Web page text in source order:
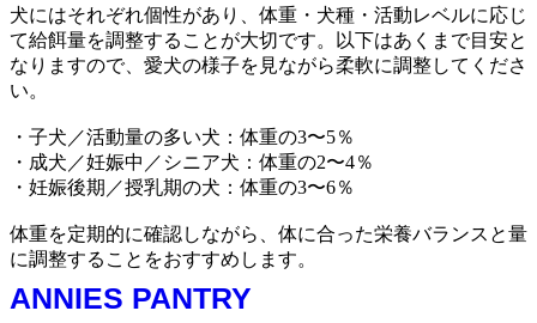
犬にはそれぞれ個性があり、体重・犬種・活動レベルに応じ
て給餌量を調整することが大切です。以下はあくまで目安と
なりますので、愛犬の様子を見ながら柔軟に調整してくださ
い。
・子犬／活動量の多い犬：体重の3〜5％
・成犬／妊娠中／シニア犬：体重の2〜4％
・妊娠後期／授乳期の犬：体重の3〜6％
体重を定期的に確認しながら、体に合った栄養バランスと量
に調整することをおすすめします。
ANNIES PANTRY